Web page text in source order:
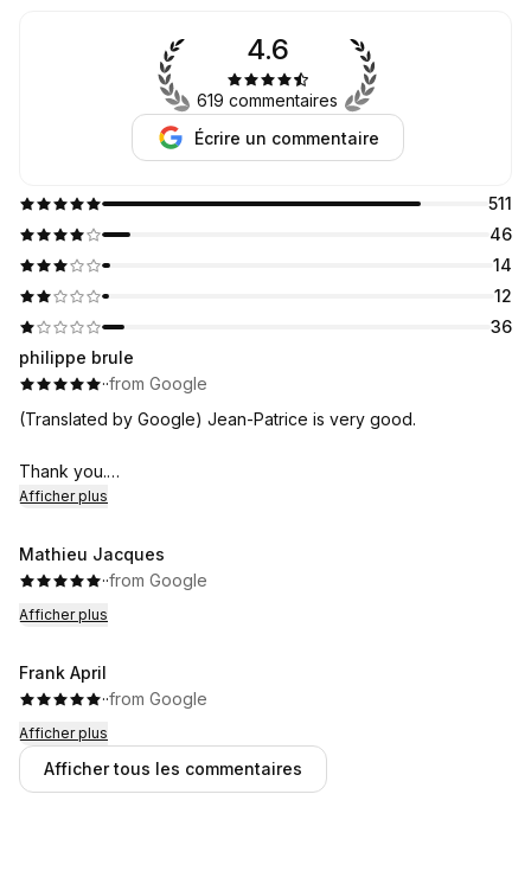
511
46
14
12
36
4.6
619 commentaires
Écrire un commentaire
philippe brule
··from Google
(Translated by Google) Jean-Patrice is very good.
Thank you.
Jean patrice est tres bon
Afficher plus
Mathieu Jacques
··from Google
Afficher plus
Frank April
··from Google
Afficher plus
Afficher tous les commentaires